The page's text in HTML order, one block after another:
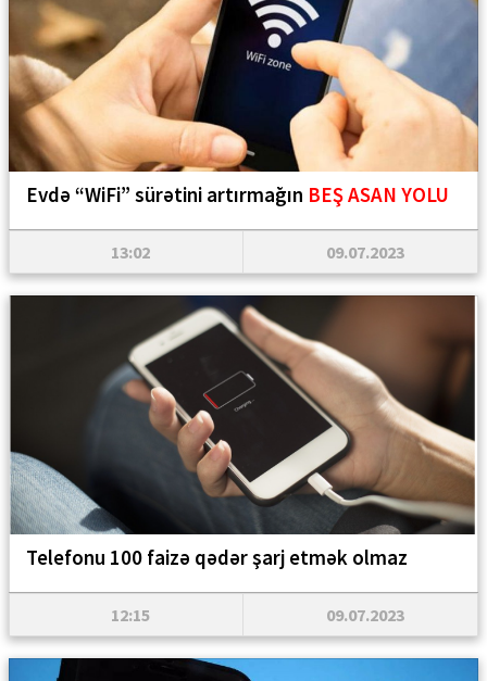
Evdə “WiFi” sürətini artırmağın BEŞ ASAN YOLU
13:02 09.07.2023
Telefonu 100 faizə qədər şarj etmək olmaz
12:15 09.07.2023